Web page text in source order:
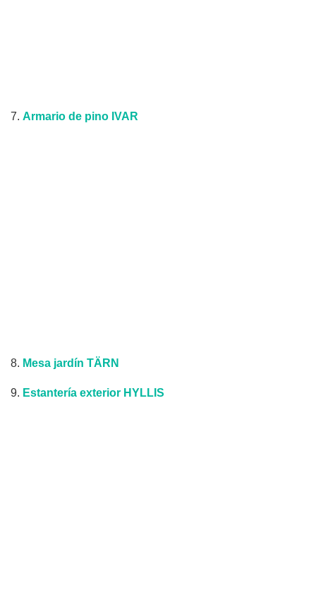
7. Armario de pino IVAR
8. Mesa jardín TÄRN
9. Estantería exterior HYLLIS